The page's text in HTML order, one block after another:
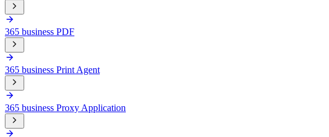
365 business PDF
365 business Print Agent
365 business Proxy Application